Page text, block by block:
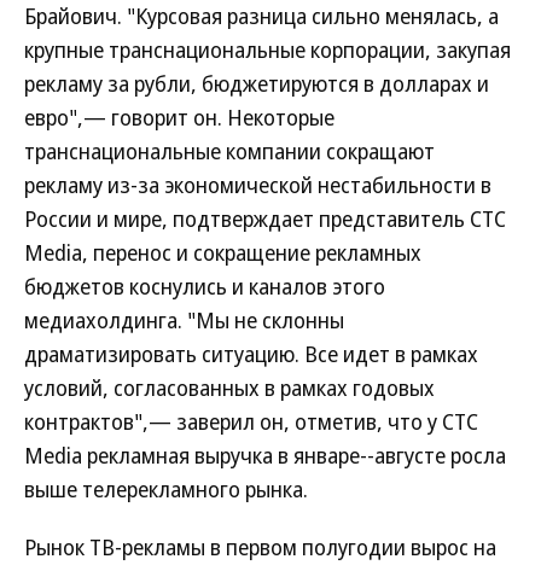
Брайович. "Курсовая разница сильно менялась, а
крупные транснациональные корпорации, закупая
рекламу за рубли, бюджетируются в долларах и
евро",— говорит он. Некоторые
транснациональные компании сокращают
рекламу из-за экономической нестабильности в
России и мире, подтверждает представитель СТС
Media, перенос и сокращение рекламных
бюджетов коснулись и каналов этого
медиахолдинга. "Мы не склонны
драматизировать ситуацию. Все идет в рамках
условий, согласованных в рамках годовых
контрактов",— заверил он, отметив, что у СТС
Media рекламная выручка в январе--августе росла
выше телерекламного рынка.
Рынок ТВ-рекламы в первом полугодии вырос на